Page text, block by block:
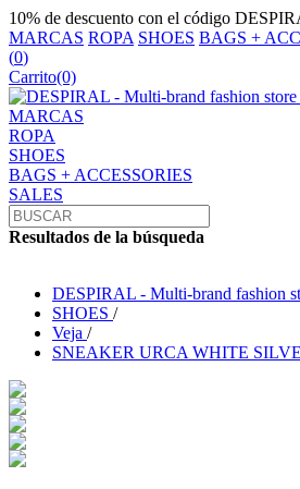
10% de descuento con el código
MARCAS ROPA SHOES BAGS +
(0)
Carrito(0)
MARCAS
ROPA
SHOES
BAGS + ACCESSORIES
SALES
Resultados de la búsqueda
DESPIRAL - Multi-brand fashion
SHOES /
Veja /
SNEAKER URCA WHITE